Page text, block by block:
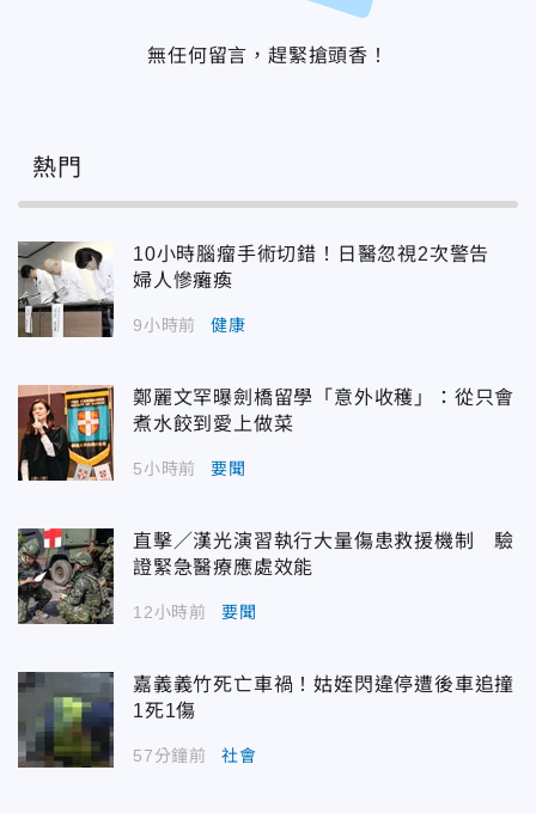
無任何留言，趕緊搶頭香！
熱門
10小時腦瘤手術切錯！日醫忽視2次警告
婦人慘癱瘓
9小時前 健康
鄭麗文罕曝劍橋留學「意外收穫」：從只會
煮水餃到愛上做菜
5小時前 要聞
直擊／漢光演習執行大量傷患救援機制 驗
證緊急醫療應處效能
12小時前 要聞
嘉義義竹死亡車禍！姑姪閃違停遭後車追撞
1死1傷
57分鐘前 社會